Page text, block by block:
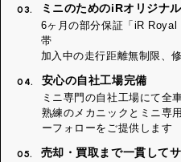
03. ミニのためのiRオリジナ
6ヶ月の部分保証「iR
帯
加入中の走行距離無制限、
04. 安心の自社工場完備
ミニ専門の自社工場にて全
熟練のメカニックとミニ専
ーフォローをご提供します
05. 売却・買取まで一貫して